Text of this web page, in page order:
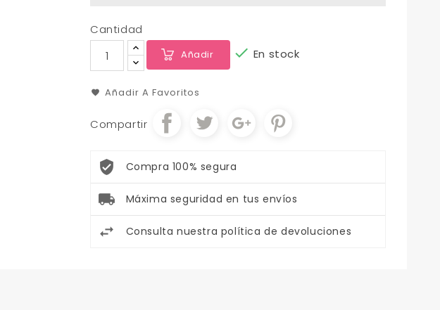
Cantidad
Añadir  En stock
Añadir A Favoritos
Compartir
Compra 100% segura
Máxima seguridad en tus envíos
Consulta nuestra política de devoluciones